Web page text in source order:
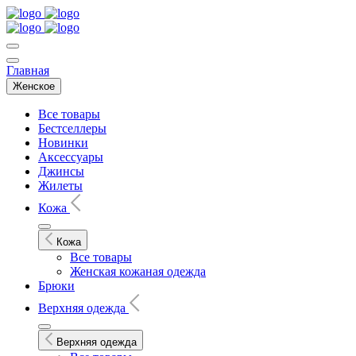
Главная
Женское
Все товары
Бестселлеры
Новинки
Аксессуары
Джинсы
Жилеты
Кожа
Кожа
Все товары
Женская кожаная одежда
Брюки
Верхняя одежда
Верхняя одежда